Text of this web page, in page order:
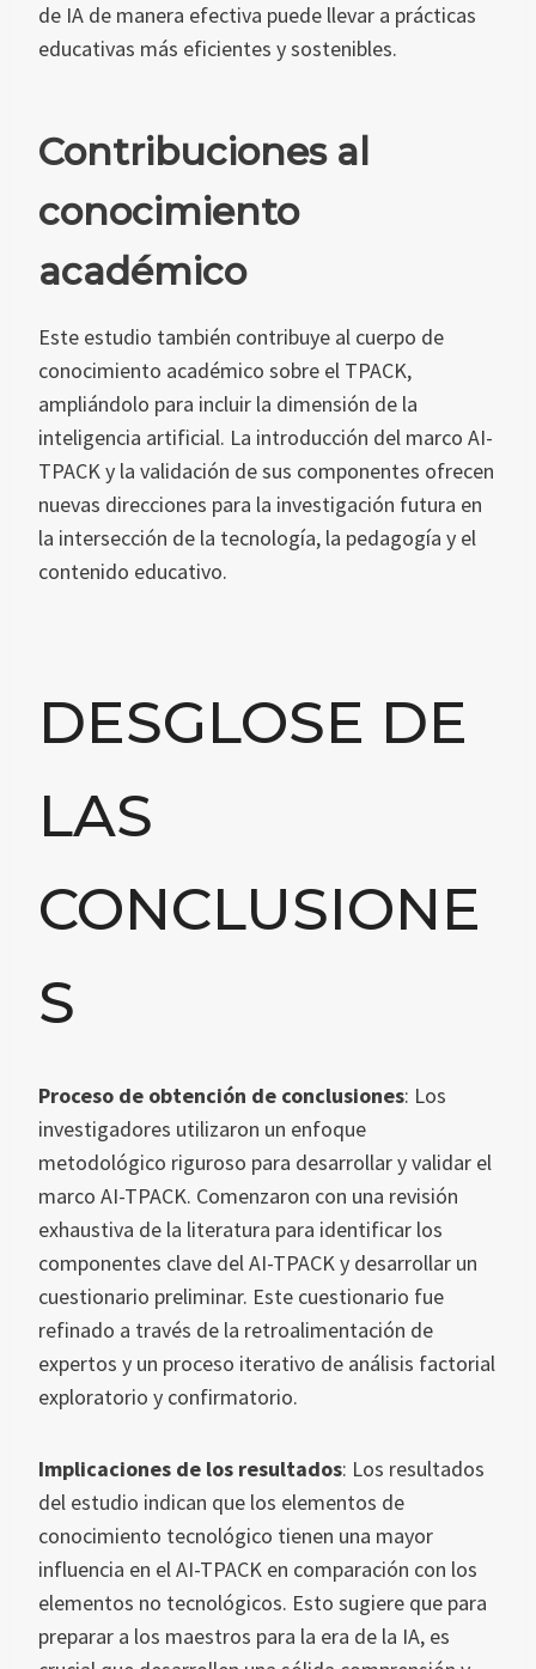
de IA de manera efectiva puede llevar a prácticas
educativas más eficientes y sostenibles.
Contribuciones al
conocimiento
académico
Este estudio también contribuye al cuerpo de
conocimiento académico sobre el TPACK,
ampliándolo para incluir la dimensión de la
inteligencia artificial. La introducción del marco AI-
TPACK y la validación de sus componentes ofrecen
nuevas direcciones para la investigación futura en
la intersección de la tecnología, la pedagogía y el
contenido educativo.
DESGLOSE DE
LAS
CONCLUSIONE
S
Proceso de obtención de conclusiones: Los
investigadores utilizaron un enfoque
metodológico riguroso para desarrollar y validar el
marco AI-TPACK. Comenzaron con una revisión
exhaustiva de la literatura para identificar los
componentes clave del AI-TPACK y desarrollar un
cuestionario preliminar. Este cuestionario fue
refinado a través de la retroalimentación de
expertos y un proceso iterativo de análisis factorial
exploratorio y confirmatorio.
Implicaciones de los resultados: Los resultados
del estudio indican que los elementos de
conocimiento tecnológico tienen una mayor
influencia en el AI-TPACK en comparación con los
elementos no tecnológicos. Esto sugiere que para
preparar a los maestros para la era de la IA, es